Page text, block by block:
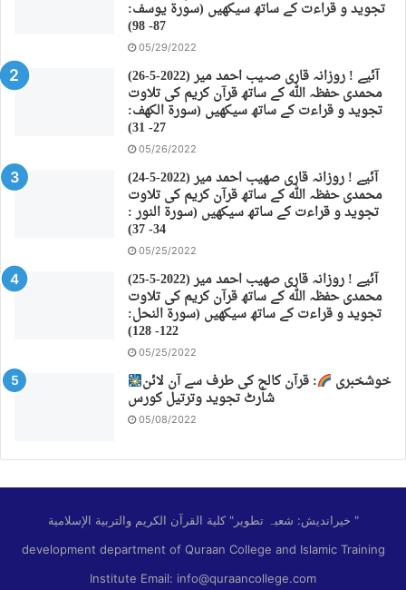
تجوید و قراءت کے ساتھ سیکھیں (سورة يوسف:
87- 98)
05/29/2022
(26-5-2022) آئیے ! روزانہ قاری صہیب احمد میر
محمدی حفظہ اللہ کے ساتھ قرآن کریم کی تلاوت
تجوید و قراءت کے ساتھ سیکھیں (سورة الكهف:
27- 31)
05/26/2022
(24-5-2022) آئیے ! روزانہ قاری صهیب احمد میر
محمدی حفظہ اللہ کے ساتھ قرآن کریم کی تلاوت
تجوید و قراءت کے ساتھ سیکھیں (سورة النور :
34- 37)
05/25/2022
(25-5-2022) آئیے ! روزانہ قاری صهیب احمد میر
محمدی حفظہ اللہ کے ساتھ قرآن کریم کی تلاوت
تجوید و قراءت کے ساتھ سیکھیں (سورة النحل:
122- 128)
05/25/2022
خوشخبری : قرآن کالج کی طرف سے آن لائن
شارٹ تجوید وترتیل کورس
05/08/2022
خیراندیش: شعبہ تطویر" كلية القرآن الكريم والتربية الإسلامية "
development department of Quraan College and Islamic Training
Institute Email: info@quraancollege.com